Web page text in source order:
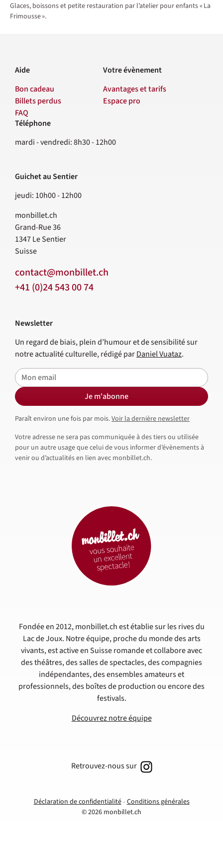
Glaces, boissons et petite restauration par l’atelier pour enfants « La
Frimousse ».
Aide
Bon cadeau
Billets perdus
FAQ
Votre évènement
Avantages et tarifs
Espace pro
Contact
Téléphone
mardi - vendredi: 8h30 - 12h00
Guichet au Sentier
jeudi: 10h00 - 12h00
monbillet.ch
Grand-Rue 36
1347Le Sentier
Suisse
contact@monbillet.ch
+41 (0)24 543 00 74
Fondée en 2012, monbillet.ch est établie sur les rives du
Lac de Joux. Notre équipe, proche du monde des arts
vivants, est active en Suisse romande et collabore avec
des théâtres, des salles de spectacles, des compagnies
indépendantes, des ensembles amateurs et
professionnels, des boîtes de production ou encore des
festivals.
Découvrez notre équipe
Newsletter
Un regard de biais, plein d’humour et de sensibilité sur
notre actualité culturelle, rédigé parDaniel Vuataz.
E-mail
Je m'abonne
Paraît environ une fois par mois.Voir la dernière newsletter
Votre adresse ne sera pas communiquée à des tiers ou utilisée
pour un autre usage que celui de vous informer d’évènements à
venir ou d’actualités en lien avec monbillet.ch.
Déclaration de confidentialité Conditions générales
© 2026 monbillet.ch
Retrouvez-nous sur